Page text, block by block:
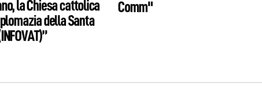
la Chiesa cattolica
della Santa
Comm"